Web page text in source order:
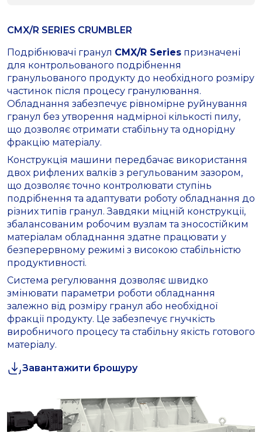
CMX/R SERIES CRUMBLER
Подрібнювачі гранул CMX/R Series призначені
для контрольованого подрібнення
гранульованого продукту до необхідного розміру
частинок після процесу гранулювання.
Обладнання забезпечує рівномірне руйнування
гранул без утворення надмірної кількості пилу,
що дозволяє отримати стабільну та однорідну
фракцію матеріалу.
Конструкція машини передбачає використання
двох рифлених валків з регульованим зазором,
що дозволяє точно контролювати ступінь
подрібнення та адаптувати роботу обладнання до
різних типів гранул. Завдяки міцній конструкції,
збалансованим робочим вузлам та зносостійким
матеріалам обладнання здатне працювати у
безперервному режимі з високою стабільністю
продуктивності.
Система регулювання дозволяє швидко
змінювати параметри роботи обладнання
залежно від розміру гранул або необхідної
фракції продукту. Це забезпечує гнучкість
виробничого процесу та стабільну якість готового
матеріалу.
Завантажити брошуру